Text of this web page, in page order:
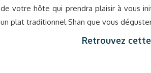
de votre hôte qui prendra plaisir à vous
un plat traditionnel Shan que vous
Retrouvez